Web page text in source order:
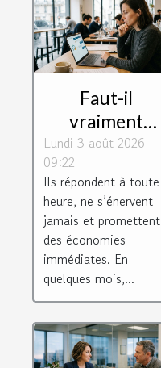
Faut-il
vraiment
confier sa
relation client à
un chatbot ?
Lundi 3 août 2026
09:22
Ils répondent à toute
heure, ne s’énervent
jamais et promettent
des économies
immédiates. En
quelques mois,...